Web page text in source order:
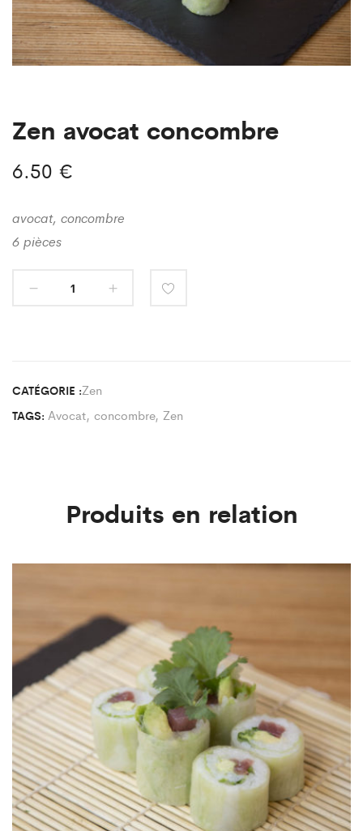
Zen avocat concombre
6.50 €
avocat, concombre
6 pièces
CATÉGORIE :Zen
TAGS: Avocat, concombre, Zen
Produits en relation